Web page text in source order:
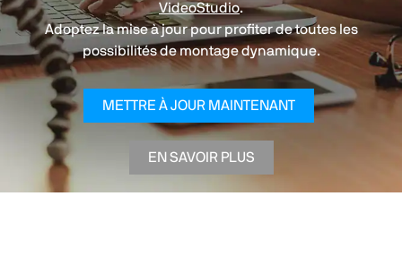
VideoStudio.
Adoptez la mise à jour pour profiter de toutes les
possibilités de montage dynamique.
METTRE À JOUR MAINTENANT
EN SAVOIR PLUS